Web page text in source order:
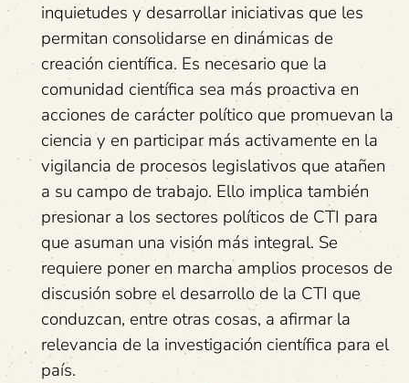
inquietudes y desarrollar iniciativas que les
permitan consolidarse en dinámicas de
creación científica. Es necesario que la
comunidad científica sea más proactiva en
acciones de carácter político que promuevan la
ciencia y en participar más activamente en la
vigilancia de procesos legislativos que atañen
a su campo de trabajo. Ello implica también
presionar a los sectores políticos de CTI para
que asuman una visión más integral. Se
requiere poner en marcha amplios procesos de
discusión sobre el desarrollo de la CTI que
conduzcan, entre otras cosas, a afirmar la
relevancia de la investigación científica para el
país.